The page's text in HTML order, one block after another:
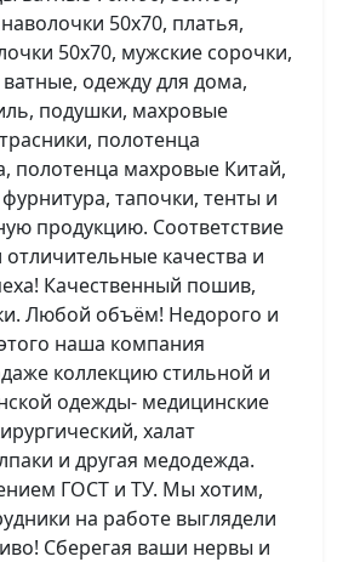
50х70, платья,
50х70, мужские сорочки,
одежду для дома,
подушки, махровые
полотенца
полотенца махровые Китай,
тапочки, тенты и
продукцию. Соответствие
качества и
Качественный пошив,
Любой объём! Недорого и
наша компания
коллекцию стильной и
одежды- медицинские
халат
и другая медодежда.
ГОСТ и ТУ. Мы хотим,
на работе выглядели
Сберегая ваши нервы и